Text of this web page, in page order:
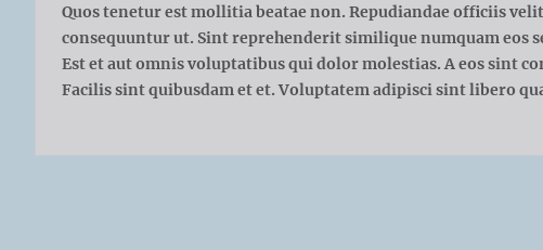
Quos tenetur est mollitia beatae non. Repudiandae officiis
consequuntur ut. Sint reprehenderit similique numquam eos
Est et aut omnis voluptatibus qui dolor molestias. A eos sint
Facilis sint quibusdam et et. Voluptatem adipisci sint libero